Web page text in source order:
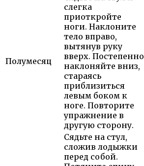
Полумесяц
слегка
приоткройте
ноги. Наклоните
тело вправо,
вытянув руку
вверх. Постепенно
наклоняйте вниз,
стараясь
приблизиться
левым боком к
ноге. Повторите
упражнение в
другую сторону.
Сядьте на стул,
сложив лодыжки
перед собой.